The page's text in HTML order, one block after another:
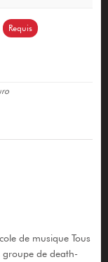
Requis
de musique Tous
groupe de death-